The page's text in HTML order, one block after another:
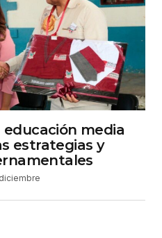
media
estrategias y